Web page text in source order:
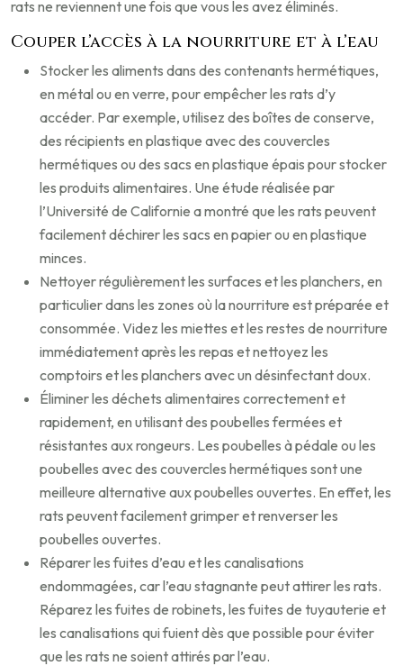
rats ne reviennent une fois que vous les avez éliminés.
Couper l’accès à la nourriture et à l’eau
Stocker les aliments dans des contenants hermétiques,
en métal ou en verre, pour empêcher les rats d’y
accéder. Par exemple, utilisez des boîtes de conserve,
des récipients en plastique avec des couvercles
hermétiques ou des sacs en plastique épais pour stocker
les produits alimentaires. Une étude réalisée par
l’Université de Californie a montré que les rats peuvent
facilement déchirer les sacs en papier ou en plastique
minces.
Nettoyer régulièrement les surfaces et les planchers, en
particulier dans les zones où la nourriture est préparée et
consommée. Videz les miettes et les restes de nourriture
immédiatement après les repas et nettoyez les
comptoirs et les planchers avec un désinfectant doux.
Éliminer les déchets alimentaires correctement et
rapidement, en utilisant des poubelles fermées et
résistantes aux rongeurs. Les poubelles à pédale ou les
poubelles avec des couvercles hermétiques sont une
meilleure alternative aux poubelles ouvertes. En effet, les
rats peuvent facilement grimper et renverser les
poubelles ouvertes.
Réparer les fuites d’eau et les canalisations
endommagées, car l’eau stagnante peut attirer les rats.
Réparez les fuites de robinets, les fuites de tuyauterie et
les canalisations qui fuient dès que possible pour éviter
que les rats ne soient attirés par l’eau.